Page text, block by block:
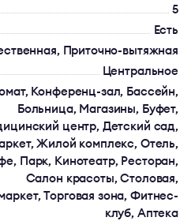
5
Есть
Приточно-вытяжная
Центральное
Конференц-зал, Бассейн,
Больница, Магазины, Буфет,
центр, Детский сад,
Жилой комплекс, Отель,
Парк, Кинотеатр, Ресторан,
Салон красоты, Столовая,
Торговая зона, Фитнес-
клуб, Аптека